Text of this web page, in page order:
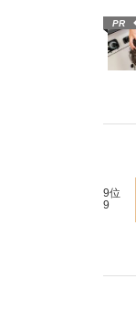
PR
9位
9